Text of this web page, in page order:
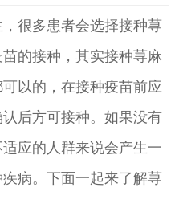
很多患者会选择接种荨
的接种，其实接种荨麻
以的，在接种疫苗前应
后方可接种。如果没有
应的人群来说会产生一
病。下面一起来了解荨